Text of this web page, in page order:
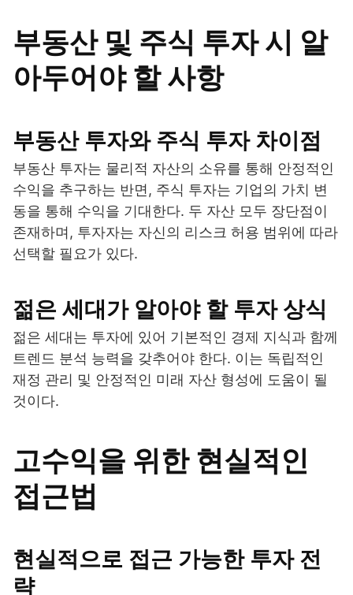
부동산 및 주식 투자 시 알
아두어야 할 사항
부동산 투자와 주식 투자 차이점
부동산 투자는 물리적 자산의 소유를 통해 안정적인
수익을 추구하는 반면, 주식 투자는 기업의 가치 변
동을 통해 수익을 기대한다. 두 자산 모두 장단점이
존재하며, 투자자는 자신의 리스크 허용 범위에 따라
선택할 필요가 있다.
젊은 세대가 알아야 할 투자 상식
젊은 세대는 투자에 있어 기본적인 경제 지식과 함께
트렌드 분석 능력을 갖추어야 한다. 이는 독립적인
재정 관리 및 안정적인 미래 자산 형성에 도움이 될
것이다.
고수익을 위한 현실적인
접근법
현실적으로 접근 가능한 투자 전
략